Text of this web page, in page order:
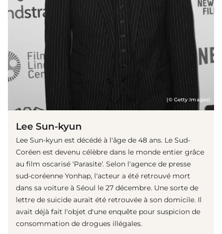
(© Getty Images)
Lee Sun-kyun
Lee Sun-kyun est décédé à l'âge de 48 ans. Le Sud-
Coréen est devenu célèbre dans le monde entier grâce
au film oscarisé 'Parasite'. Selon l'agence de presse
sud-coréenne Yonhap, l'acteur a été retrouvé mort
dans sa voiture à Séoul le 27 décembre. Une sorte de
lettre de suicide aurait été retrouvée à son domicile. Il
avait déjà fait l'objet d'une enquête pour suspicion de
consommation de drogues illégales.